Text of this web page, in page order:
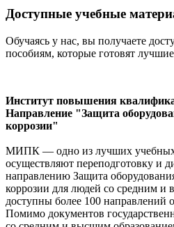
Доступные учебные
Обучаясь у нас, вы получаете
пособиям, которые готовят
Институт повышения
Направление "Защита
коррозии"
МИПК — одно из лучших учебных
осуществляют переподготовку и
направлению Защита
коррозии для людей со средним
доступны более 100 направлений
Помимо документов